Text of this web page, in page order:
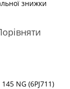
знижки
NG (6PJ711)